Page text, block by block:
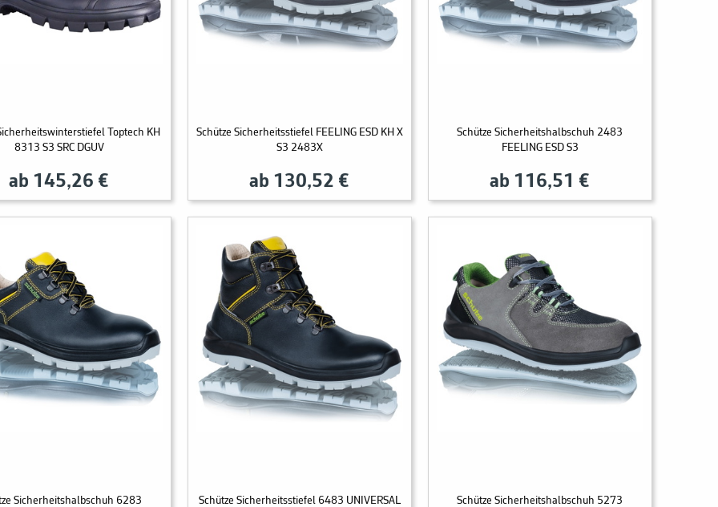
Toptech KH
8313 S3 SRC DGUV
ab 145,26 €
Schütze Sicherheitsstiefel FEELING ESD KH X
S3 2483X
ab 130,52 €
Schütze Sicherheitshalbschuh 2483
FEELING ESD S3
ab 116,51 €
Sicherheitshalbschuh 6283
Schütze Sicherheitsstiefel 6483 UNIVERSAL
Schütze Sicherheitshalbschuh 5273